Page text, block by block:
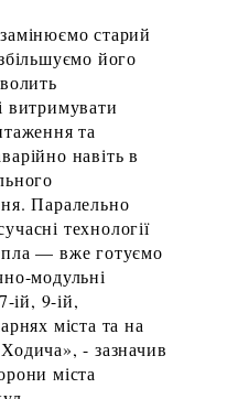
старий
його
витримувати
та
навіть в
Паралельно
технології
— вже готуємо
модульні
ій, 9-ій,
міста та на
- зазначив
міста